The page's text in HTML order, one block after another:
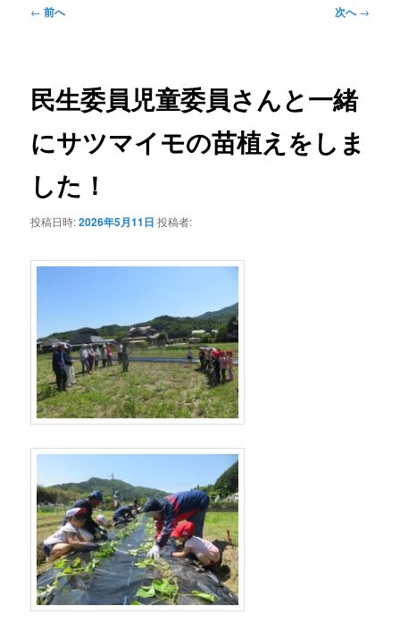
投
ゲ
ー
ョ
ン
← 前へ 次へ→
民生委員児童委員さんと一緒
にサツマイモの苗植えをしま
した！
投稿日時:2026年5月11日 投稿者: